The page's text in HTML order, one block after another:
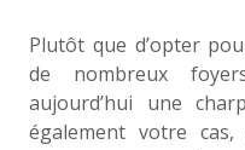
Plutôt que d’opter
de nombreux
aujourd’hui une
également votre cas,